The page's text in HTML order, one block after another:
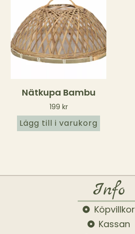
Nätkupa Bambu
199 kr
Lägg till i varukorg
Info
Köpvillkor
Kassan